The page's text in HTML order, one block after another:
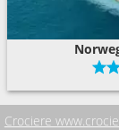
Crociere